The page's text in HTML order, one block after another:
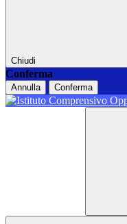
Chiudi
Conferma
Annulla Conferma